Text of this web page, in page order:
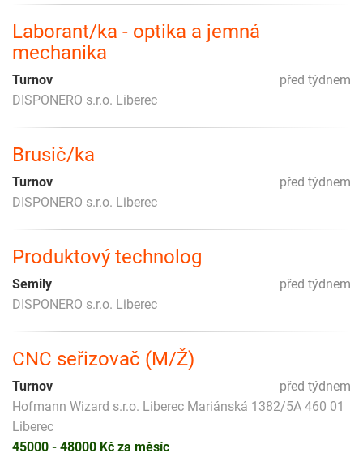
Laborant/ka - optika a jemná
mechanika
před týdnem
Turnov
DISPONERO s.r.o. Liberec
Brusič/ka
před týdnem
Turnov
DISPONERO s.r.o. Liberec
Produktový technolog
před týdnem
Semily
DISPONERO s.r.o. Liberec
CNC seřizovač (M/Ž)
před týdnem
Turnov
Hofmann Wizard s.r.o. Liberec Mariánská 1382/5A 460 01
Liberec
45000 - 48000 Kč za měsíc